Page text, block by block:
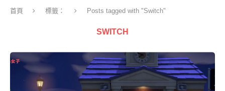
首頁 標籤： Posts tagged with "Switch"
SWITCH